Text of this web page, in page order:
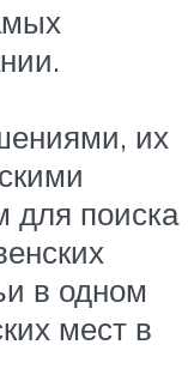
их
для поиска
в одном
мест в